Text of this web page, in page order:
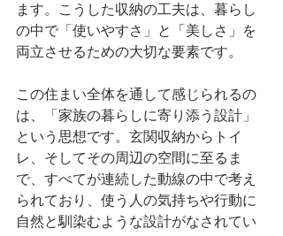
ます。こうした収納の工夫は、暮らし
の中で「使いやすさ」と「美しさ」を
両立させるための大切な要素です。
この住まい全体を通して感じられるの
は、「家族の暮らしに寄り添う設計」
という思想です。玄関収納からトイ
レ、そしてその周辺の空間に至るま
で、すべてが連続した動線の中で考え
られており、使う人の気持ちや行動に
自然と馴染むような設計がなされてい